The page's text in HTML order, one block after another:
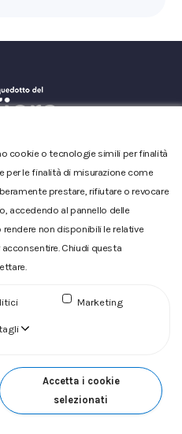
|Copyright
Numero d'iscrizione e Codice
iscritta al n.10.029 - Capitale
i.v
cookie o tecnologie simili per finalità
per le finalità di misurazione come
prestare, rifiutare o revocare
accedendo al pannello delle
non disponibili le relative
acconsentire. Chiudi questa
Marketing
Accetta i cookie
selezionati